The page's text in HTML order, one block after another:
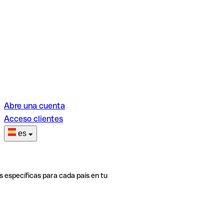
Abre una cuenta
Acceso clientes
es
específicas para cada país en tu